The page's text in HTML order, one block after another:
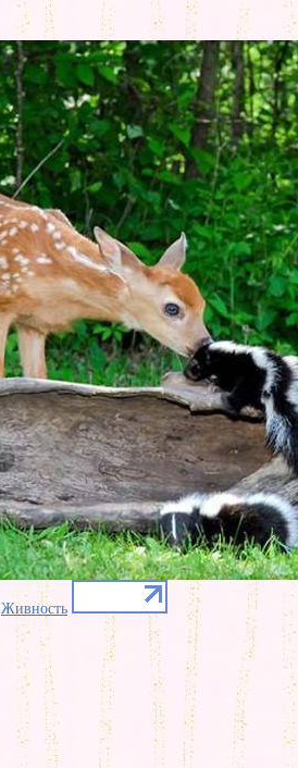
Живность